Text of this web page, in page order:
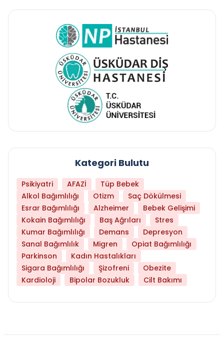
Kategori Bulutu
Psikiyatri AFAZİ
Tüp Bebek
Alkol Bağımlılığı
Otizm
Saç Dökülmesi
Esrar Bağımlılığı
Alzheimer
Bebek Gelişimi
Kokain Bağımlılığı
Baş Ağrıları
Stres
Kumar Bağımlılığı
Demans
Depresyon
Sanal Bağımlılık
Migren
Opiat Bağımlılığı
Parkinson
Kadın Hastalıkları
Sigara Bağımlılığı
Şizofreni
Obezite
Kardioloji
Bipolar Bozukluk Cilt Bakımı